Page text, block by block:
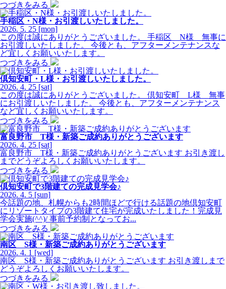
つづきをみる
手稲区・N様・お引渡しいたしました。
2026. 5. 25 [mon]
この度は誠にありがとうございました。 手稲区 N様 無事に
お引渡しいたしました。 今後とも、アフターメンテナンスな
ど宜しくお願いいたします。
つづきをみる
倶知安町・L様・お引渡しいたしました。
2026. 4. 25 [sat]
この度は誠にありがとうございました。 倶知安町 L様 無事
にお引渡しいたしました。 今後とも、アフターメンテナンス
など宜しくお願いいたします。
つづきをみる
富良野市 T様・新築ご成約ありがとうございます
2026. 4. 25 [sat]
富良野市 T様・新築ご成約ありがとうございます お引き渡し
までどうぞよろしくお願いいたします。
つづきをみる
倶知安町で3階建ての完成見学会♪
2026. 4. 5 [sun]
今話題の地、札幌からも2時間ほどで行ける話題の地倶知安町
にリゾートタイプの3階建て住宅が完成いたしました！完成見
学会実施(^^)/ 事前予約制となってお...
つづきをみる
南区 S様・新築ご成約ありがとうございます
2026. 4. 1 [wed]
南区 S様・新築ご成約ありがとうございます お引き渡しまで
どうぞよろしくお願いいたします。
つづきをみる